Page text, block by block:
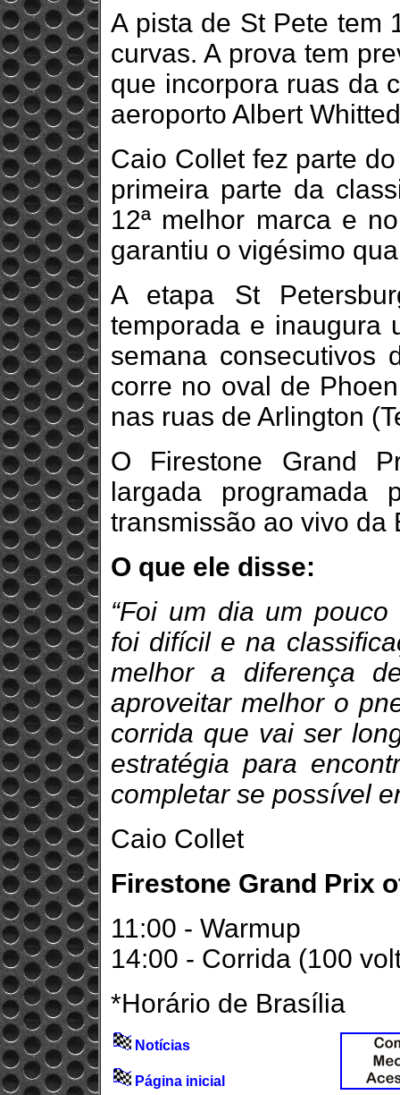
A pista de St Pete tem
curvas. A prova tem
que incorpora ruas da
aeroporto Albert Whitted
Caio Collet fez parte
primeira parte da
12ª melhor marca e
garantiu o vigésimo
A etapa St
temporada e inaugura
semana consecutivos
corre no oval de
nas ruas de Arlington
O Firestone Grand
largada
transmissão ao vivo da
O que ele disse:
“Foi um dia um
foi difícil e na
melhor a diferença
aproveitar melhor o
corrida que vai ser
estratégia para
completar se possível
Caio Collet
Firestone Grand Prix
11:00 - Warmup
14:00 - Corrida (100
*Horário de Brasília
Notícias
Página inicial